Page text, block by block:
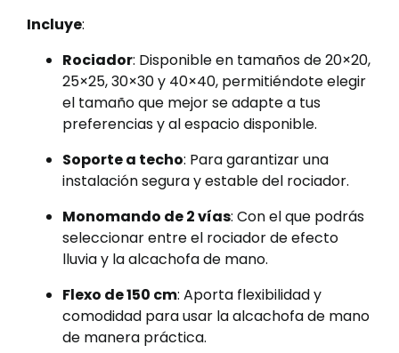
Incluye:
Rociador: Disponible en tamaños de 20×20,
25×25, 30×30 y 40×40, permitiéndote elegir
el tamaño que mejor se adapte a tus
preferencias y al espacio disponible.
Soporte a techo: Para garantizar una
instalación segura y estable del rociador.
Monomando de 2 vías: Con el que podrás
seleccionar entre el rociador de efecto
lluvia y la alcachofa de mano.
Flexo de 150 cm: Aporta flexibilidad y
comodidad para usar la alcachofa de mano
de manera práctica.